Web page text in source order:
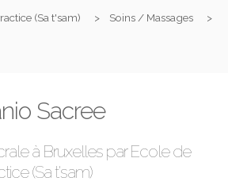
(Sa t'sam)
Soins / Massages
Sacree
à Bruxelles par Ecole de
(Sa t'sam)